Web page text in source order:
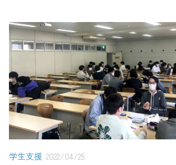
学生支援 2022/04/25